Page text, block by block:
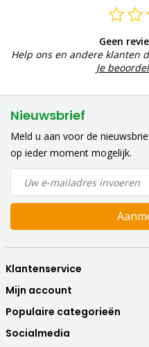
Geen
Help ons en andere klanten
Je
Nieuwsbrief
Meld u aan voor de
op ieder moment mogelijk.
Klantenservice
Mijn account
Populaire categorieën
Socialmedia